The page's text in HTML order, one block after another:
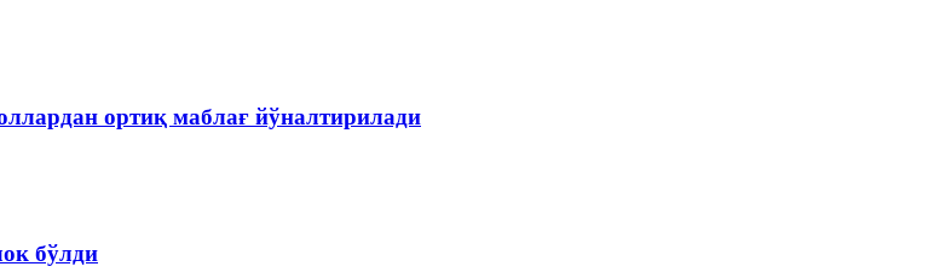
ортиқ маблағ йўналтирилади
бўлди